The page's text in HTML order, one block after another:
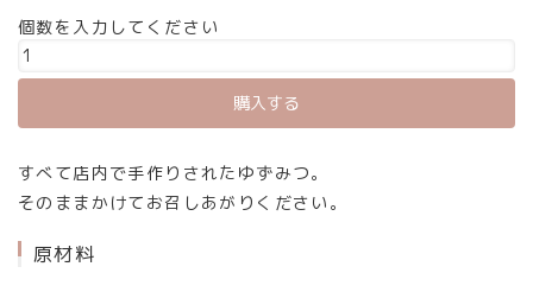
個数を入力してください
すべて店内で手作りされたゆずみつ。
そのままかけてお召しあがりください。
原材料